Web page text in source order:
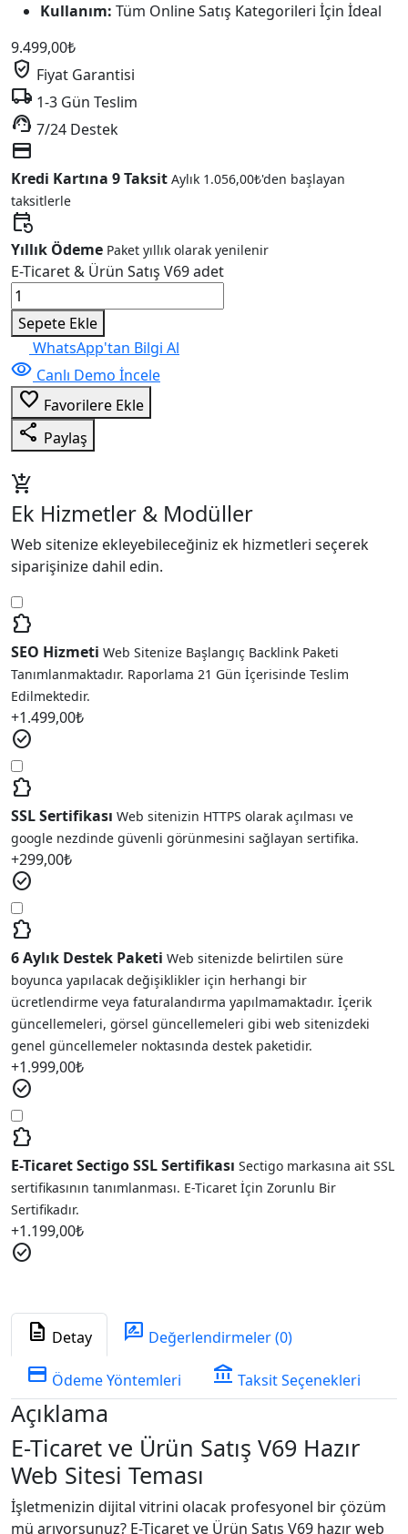
Kullanım: Tüm Online Satış Kategorileri İçin İdeal
9.499,00₺
verified_user Fiyat Garantisi
local_shipping 1-3 Gün Teslim
support_agent 7/24 Destek
credit_card
Kredi Kartına 9 Taksit Aylık 1.056,00₺'den başlayan
taksitlerle
event_repeat
Yıllık Ödeme Paket yıllık olarak yenilenir
E-Ticaret & Ürün Satış V69 adet
Sepete Ekle
WhatsApp'tan Bilgi Al
visibility Canlı Demo İncele
favorite_border Favorilere Ekle
share Paylaş
add_shopping_cart
Ek Hizmetler & Modüller
Web sitenize ekleyebileceğiniz ek hizmetleri seçerek
siparişinize dahil edin.
extension
SEO Hizmeti Web Sitenize Başlangıç Backlink Paketi
Tanımlanmaktadır. Raporlama 21 Gün İçerisinde Teslim
Edilmektedir.
+1.499,00₺
check_circle
extension
SSL Sertifikası Web sitenizin HTTPS olarak açılması ve
google nezdinde güvenli görünmesini sağlayan sertifika.
+299,00₺
check_circle
extension
6 Aylık Destek Paketi Web sitenizde belirtilen süre
boyunca yapılacak değişiklikler için herhangi bir
ücretlendirme veya faturalandırma yapılmamaktadır. İçerik
güncellemeleri, görsel güncellemeleri gibi web sitenizdeki
genel güncellemeler noktasında destek paketidir.
+1.999,00₺
check_circle
extension
E-Ticaret Sectigo SSL Sertifikası Sectigo markasına ait SSL
sertifikasının tanımlanması. E-Ticaret İçin Zorunlu Bir
Sertifikadır.
+1.199,00₺
check_circle
description Detay rate_review Değerlendirmeler (0)
credit_card Ödeme Yöntemleri account_balance Taksit Seçenekleri
Açıklama
E-Ticaret ve Ürün Satış V69 Hazır
Web Sitesi Teması
İşletmenizin dijital vitrini olacak profesyonel bir çözüm
mü arıyorsunuz? E-Ticaret ve Ürün Satış V69 hazır web